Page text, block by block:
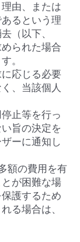
由、または
るという理
（以下、
られた場合
。
応じる必要
、当該個人
止等を行っ
旨の決定を
ーに通知し
額の費用を有
が困難な場
護するため
る場合は、